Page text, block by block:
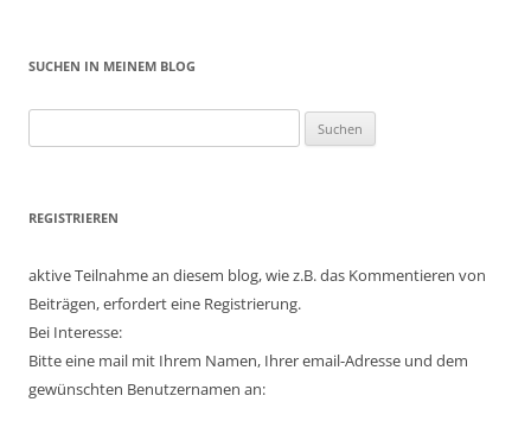
SUCHEN IN MEINEM BLOG
nach:
REGISTRIEREN
aktive Teilnahme an diesem blog, wie z.B. das Kommentieren von
Beiträgen, erfordert eine Registrierung.
Bei Interesse:
Bitte eine mail mit Ihrem Namen, Ihrer email-Adresse und dem
gewünschten Benutzernamen an: